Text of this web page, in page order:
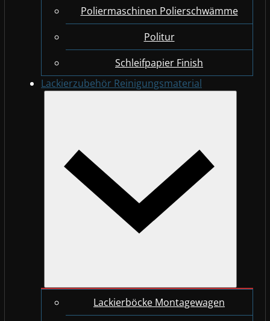
Poliermaschinen Polierschwämme
Politur
Schleifpapier Finish
Lackierzubehör Reinigungsmaterial
Lackierböcke Montagewagen